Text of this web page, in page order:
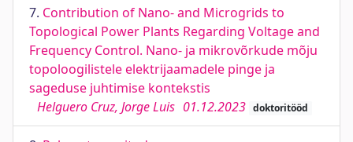
7. Contribution of Nano- and Microgrids to
Topological Power Plants Regarding Voltage and
Frequency Control. Nano- ja mikrovõrkude mõju
topoloogilistele elektrijaamadele pinge ja
sageduse juhtimise kontekstis
Helguero Cruz, Jorge Luis 01.12.2023 doktoritööd